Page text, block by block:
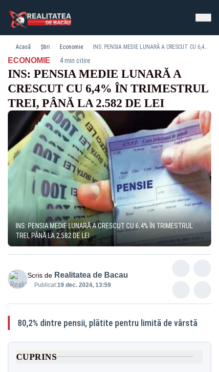
Acasă Știri Economie INS: PENSIA MEDIE LUNARĂ A CRESCUT CU 6,4% ÎN TRIMESTRUL TREI, PÂNĂ LA 2.582 DE LEI
ECONOMIE· 4 min citire
INS: PENSIA MEDIE LUNARĂ A
CRESCUT CU 6,4% ÎN TRIMESTRUL
TREI, PÂNĂ LA 2.582 DE LEI
INS: PENSIA MEDIE LUNARĂ A CRESCUT CU 6,4% ÎN TRIMESTRUL
TREI, PÂNĂ LA 2.582 DE LEI
Scris de Realitatea de Bacau
Publicat:19 dec. 2024, 13:59
80,2% dintre pensii, plătite pentru limită de vârstă
CUPRINS